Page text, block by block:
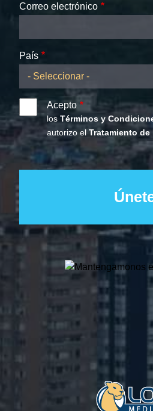
Correo electrónico
País
Acepto
losTérminos y
autorizo elTratamiento de